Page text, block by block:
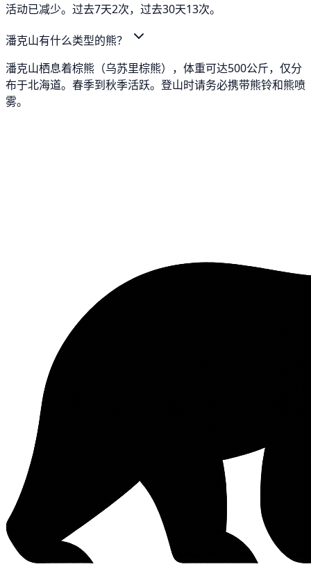
活动已减少。过去7天2次，过去30天13次。
潘克山有什么类型的熊？
潘克山栖息着棕熊（乌苏里棕熊），体重可达500公斤，仅分
布于北海道。春季到秋季活跃。登山时请务必携带熊铃和熊喷
雾。